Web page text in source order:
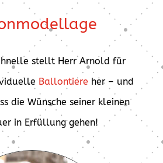
stellt Herr Arnold für
Ballontiere her – und
die Wünsche seiner kleinen
in Erfüllung gehen!